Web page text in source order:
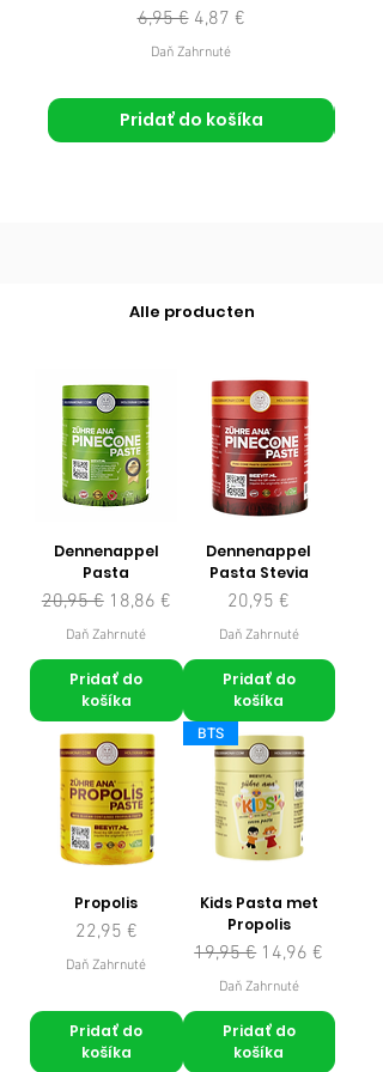
Normálna cena
6,95 € Zľavnená cena
4,87 €
Daň Zahrnuté
Pridať do košíka
Alle producten
Dennenappel
Pasta
Normálna cena
20,95 € Zľavnená cena
18,86 €
Daň Zahrnuté
Pridať do
košíka
Dennenappel
Pasta Stevia
Cena
20,95 €
Daň Zahrnuté
Pridať do
košíka
Propolis
Cena
22,95 €
Daň Zahrnuté
Pridať do
košíka
BTS
Kids Pasta met
Propolis
Normálna cena
19,95 € Zľavnená cena
14,96 €
Daň Zahrnuté
Pridať do
košíka